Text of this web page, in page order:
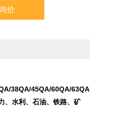
价
38QA/45QA/60QA/63QA
、水利、石油、铁路、矿